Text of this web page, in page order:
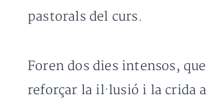
pastorals del curs.
Foren dos dies intensos, que
reforçar la il·lusió i la crida